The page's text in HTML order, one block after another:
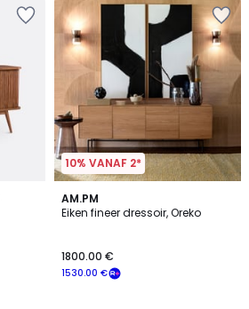
10% VANAF 2*
AM.PM
Eiken fineer dressoir, Oreko
1530.00 €
1800.00 €
4.3
/ 5